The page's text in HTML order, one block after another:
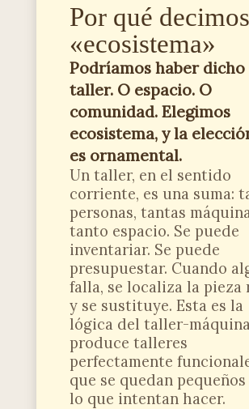
Por qué decimos
«ecosistema»
Podríamos haber dicho
taller. O espacio. O
comunidad. Elegimos
ecosistema, y la
es ornamental.
Un taller, en el sentido
corriente, es una suma:
personas, tantas
tanto espacio. Se puede
inventariar. Se puede
presupuestar. Cuando
falla, se localiza la pieza
y se sustituye. Esta es la
lógica del taller-
produce talleres
perfectamente
que se quedan
lo que intentan hacer.